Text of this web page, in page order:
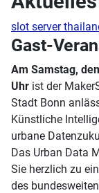
slot server
Gast-
Am Samstag,
Uhr ist der
Stadt Bonn
Künstliche
urbane
Das Urban Data
Sie herzlich zu
des